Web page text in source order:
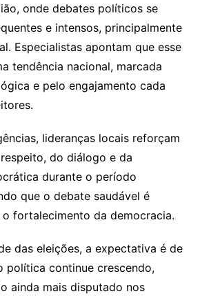
onde debates políticos se
e intensos, principalmente
Especialistas apontam que esse
tendência nacional, marcada
e pelo engajamento cada
lideranças locais reforçam
do diálogo e da
durante o período
que o debate saudável é
fortalecimento da democracia.
das eleições, a expectativa é de
política continue crescendo,
ainda mais disputado nos